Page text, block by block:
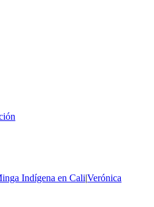
Indígena en Cali|Verónica